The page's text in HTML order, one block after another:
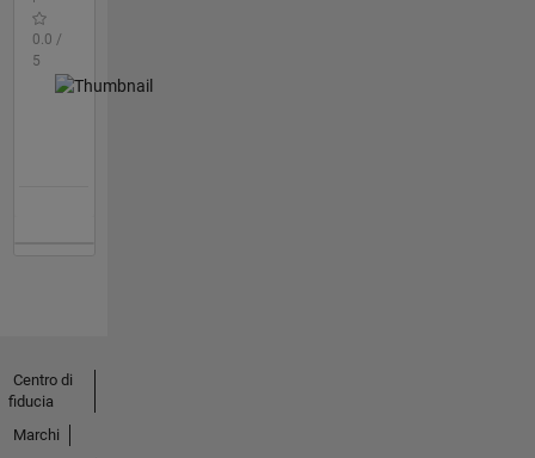
0.0 /
5
Centro di
fiducia
Marchi